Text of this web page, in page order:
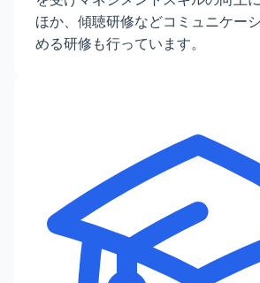
ほか、傾聴研修などコミュニケー
める研修も行っています。